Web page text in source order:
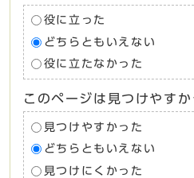
役に立った
どちらともいえない
役に立たなかった
このページは見つけやすか
見つけやすかった
どちらともいえない
見つけにくかった